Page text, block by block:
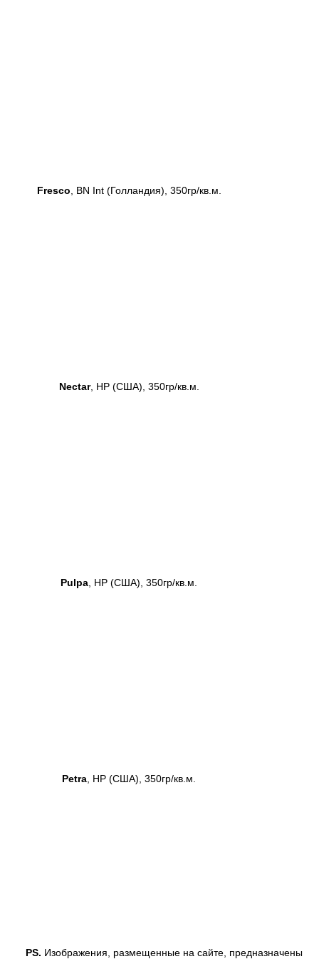
Fresco , BN Int (Голландия), 350гр/кв.м.
Nectar, HP (США), 350гр/кв.м.
Pulpa , HP (США), 350гр/кв.м.
Petra , HP (США), 350гр/кв.м.
PS. Изображения, размещенные на сайте, предназначены